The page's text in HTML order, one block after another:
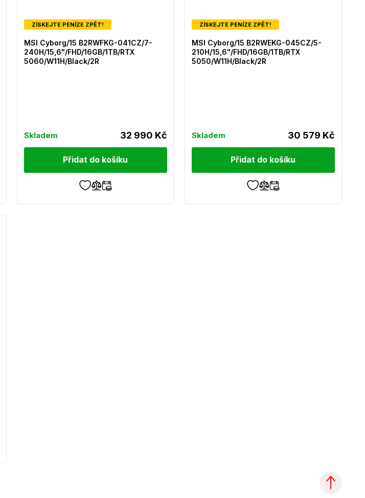
ZÍSKEJTE PENÍZE ZPĚT!
MSI Cyborg/15 B2RWFKG-041CZ/7-
240H/15,6"/FHD/16GB/1TB/RTX
5060/W11H/Black/2R
Skladem 32 990 Kč
Přidat do košíku
ZÍSKEJTE PENÍZE ZPĚT!
MSI Cyborg/15 B2RWEKG-045CZ/5-
210H/15,6"/FHD/16GB/1TB/RTX
5050/W11H/Black/2R
Skladem 30 579 Kč
Přidat do košíku